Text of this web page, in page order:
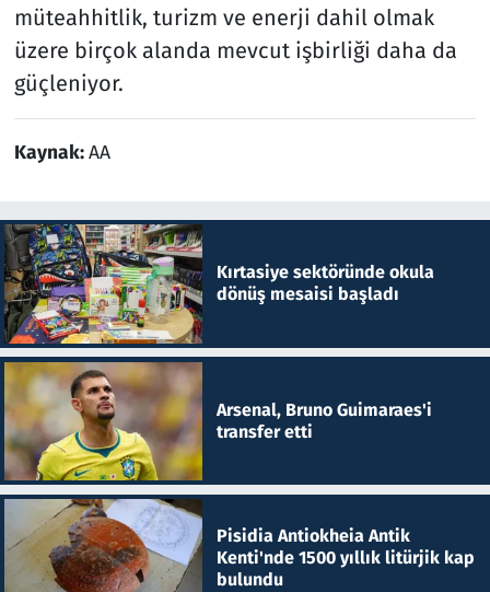
müteahhitlik, turizm ve enerji dahil olmak
üzere birçok alanda mevcut işbirliği daha da
güçleniyor.
Kaynak:AA
Kırtasiye sektöründe okula
dönüş mesaisi başladı
Arsenal, Bruno Guimaraes'i
transfer etti
Pisidia Antiokheia Antik
Kenti'nde 1500 yıllık litürjik kap
bulundu